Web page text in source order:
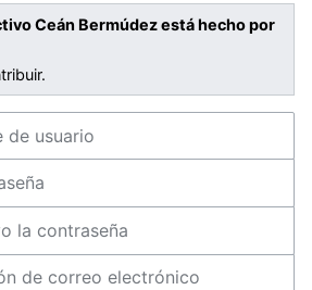
Ceán Bermúdez está hecho por